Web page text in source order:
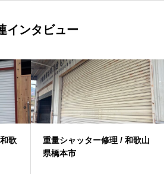
インタビュー
歌
重量シャッター修理 / 和歌山
県橋本市